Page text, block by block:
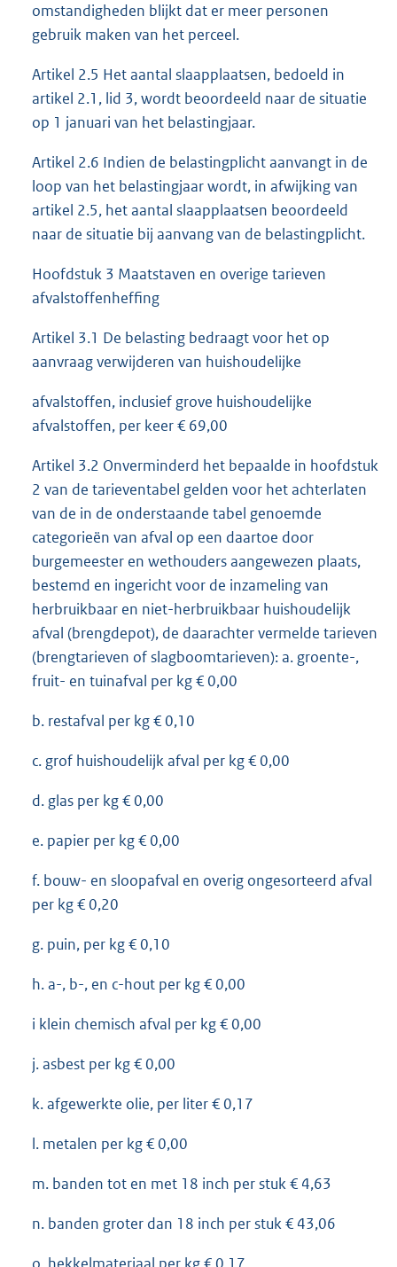
omstandigheden blijkt dat er meer personen
gebruik maken van het perceel.
Artikel 2.5 Het aantal slaapplaatsen, bedoeld in
artikel 2.1, lid 3, wordt beoordeeld naar de situatie
op 1 januari van het belastingjaar.
Artikel 2.6 Indien de belastingplicht aanvangt in de
loop van het belastingjaar wordt, in afwijking van
artikel 2.5, het aantal slaapplaatsen beoordeeld
naar de situatie bij aanvang van de belastingplicht.
Hoofdstuk 3 Maatstaven en overige tarieven
afvalstoffenheffing
Artikel 3.1 De belasting bedraagt voor het op
aanvraag verwijderen van huishoudelijke
afvalstoffen, inclusief grove huishoudelijke
afvalstoffen, per keer € 69,00
Artikel 3.2 Onverminderd het bepaalde in hoofdstuk
2 van de tarieventabel gelden voor het achterlaten
van de in de onderstaande tabel genoemde
categorieën van afval op een daartoe door
burgemeester en wethouders aangewezen plaats,
bestemd en ingericht voor de inzameling van
herbruikbaar en niet-herbruikbaar huishoudelijk
afval (brengdepot), de daarachter vermelde tarieven
(brengtarieven of slagboomtarieven): a. groente-,
fruit- en tuinafval per kg € 0,00
b. restafval per kg € 0,10
c. grof huishoudelijk afval per kg € 0,00
d. glas per kg € 0,00
e. papier per kg € 0,00
f. bouw- en sloopafval en overig ongesorteerd afval
per kg € 0,20
g. puin, per kg € 0,10
h. a-, b-, en c-hout per kg € 0,00
i klein chemisch afval per kg € 0,00
j. asbest per kg € 0,00
k. afgewerkte olie, per liter € 0,17
l. metalen per kg € 0,00
m. banden tot en met 18 inch per stuk € 4,63
n. banden groter dan 18 inch per stuk € 43,06